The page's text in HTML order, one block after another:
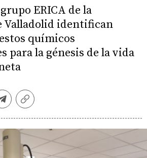
ERICA de la
Valladolid identifican
químicos
para la génesis de la vida
TelegramCopiar